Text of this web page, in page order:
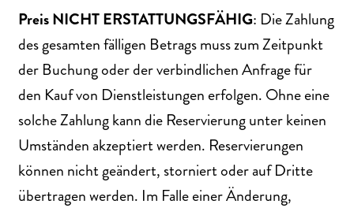
Preis NICHT ERSTATTUNGSFÄHIG: Die Zahlung
des gesamten fälligen Betrags muss zum Zeitpunkt
der Buchung oder der verbindlichen Anfrage für
den Kauf von Dienstleistungen erfolgen. Ohne eine
solche Zahlung kann die Reservierung unter keinen
Umständen akzeptiert werden. Reservierungen
können nicht geändert, storniert oder auf Dritte
übertragen werden. Im Falle einer Änderung,